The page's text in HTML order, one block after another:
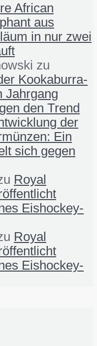
African
aus
in nur zwei
zu
Kookaburra-
Jahrgang
den Trend
der
Ein
sich gegen
Royal
Eishockey-
Royal
Eishockey-